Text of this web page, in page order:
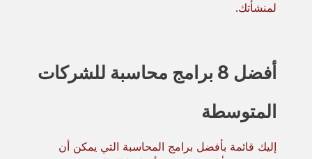
لمنشأتك.
أفضل 8 برامج محاسبة للشركات
المتوسطة
إليك قائمة بأفضل برامج المحاسبة التي يمكن أن